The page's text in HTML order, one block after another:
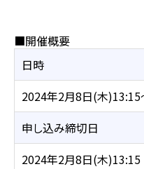
■開催概要
日時
2024年2月8日(木)13:15
申し込み締切日
2024年2月8日(木)13:15